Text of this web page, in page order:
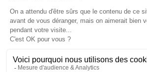
Une boutique élaborée avec par RGOODS